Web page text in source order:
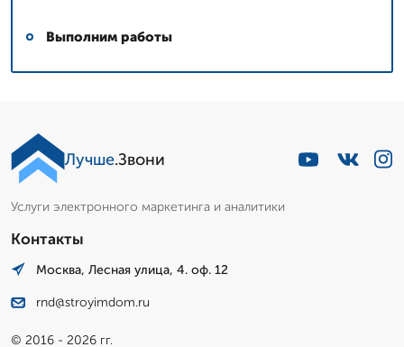
Выполним работы
Лучше.Звони
Услуги электронного маркетинга и аналитики
Контакты
Москва, Лесная улица, 4. оф. 12
rnd@stroyimdom.ru
© 2016 - 2026 гг.